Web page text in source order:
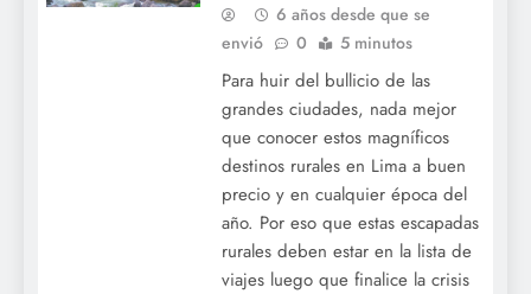
6 años desde que se
envió
0 5 minutos
Para huir del bullicio de las
grandes ciudades, nada mejor
que conocer estos magníficos
destinos rurales en Lima a buen
precio y en cualquier época del
año. Por eso que estas escapadas
rurales deben estar en la lista de
viajes luego que finalice la crisis